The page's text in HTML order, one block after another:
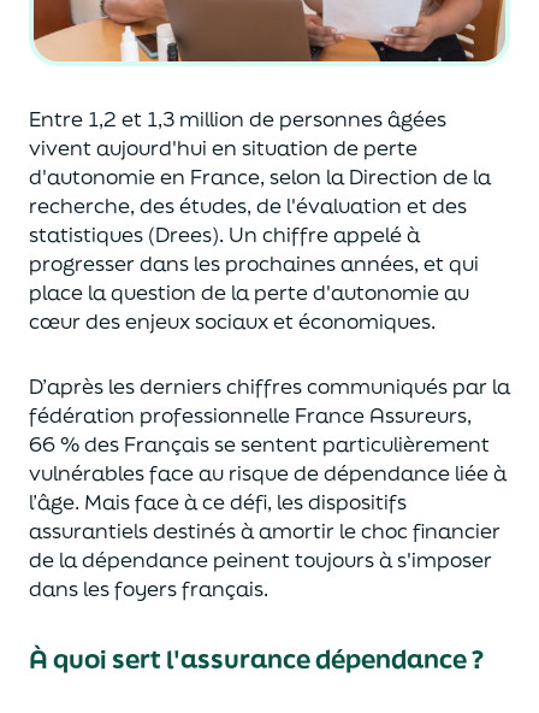
Entre 1,2 et 1,3 million de personnes âgées
vivent aujourd'hui en situation de perte
d'autonomie en France, selon la Direction de la
recherche, des études, de l'évaluation et des
statistiques (Drees). Un chiffre appelé à
progresser dans les prochaines années, et qui
place la question de la perte d'autonomie au
cœur des enjeux sociaux et économiques.
D’après les derniers chiffres communiqués par la
fédération professionnelle France Assureurs,
66 % des Français se sentent particulièrement
vulnérables face au risque de dépendance liée à
l’âge. Mais face à ce défi, les dispositifs
assurantiels destinés à amortir le choc financier
de la dépendance peinent toujours à s'imposer
dans les foyers français.
À quoi sert l'assurance dépendance ?